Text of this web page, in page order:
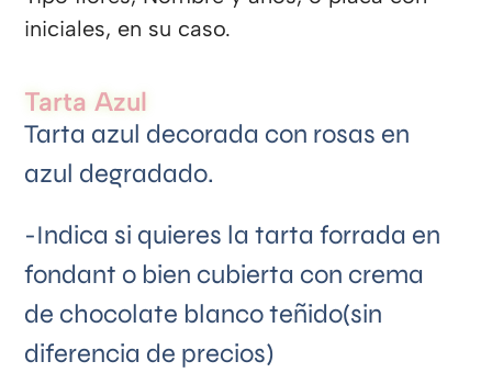
iniciales, en su caso.
Tarta Azul
Tarta azul decorada con rosas en
azul degradado.
-Indica si quieres la tarta forrada en
fondant o bien cubierta con crema
de chocolate blanco teñido(sin
diferencia de precios)